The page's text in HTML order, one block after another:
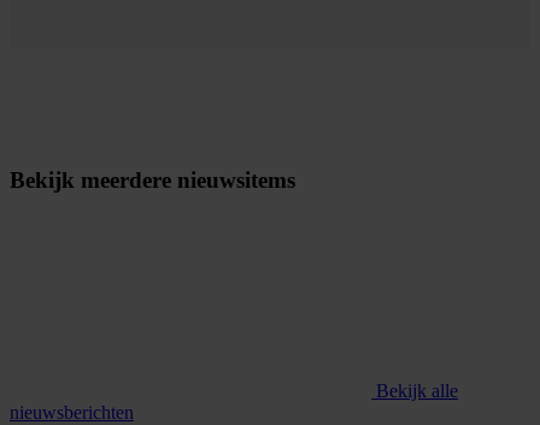
Bekijk meerdere nieuwsitems
Bekijk alle
nieuwsberichten